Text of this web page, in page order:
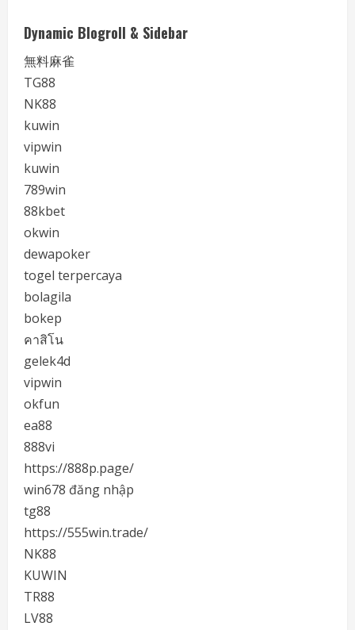
Dynamic Blogroll & Sidebar
無料麻雀
TG88
NK88
kuwin
vipwin
kuwin
789win
88kbet
okwin
dewapoker
togel terpercaya
bolagila
bokep
คาสิโน
gelek4d
vipwin
okfun
ea88
888vi
https://888p.page/
win678 đăng nhập
tg88
https://555win.trade/
NK88
KUWIN
TR88
LV88